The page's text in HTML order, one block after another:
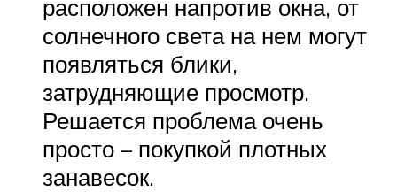
расположен напротив окна, от
солнечного света на нем могут
появляться блики,
затрудняющие просмотр.
Решается проблема очень
просто – покупкой плотных
занавесок.